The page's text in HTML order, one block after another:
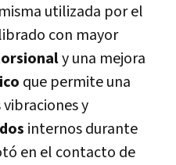
utilizada por el
con mayor
y una mejora
que permite una
y
internos durante
en el contacto de